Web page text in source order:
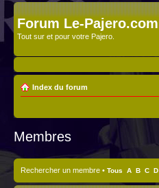
Forum Le-Pajero.com
Tout sur et pour votre Pajero.
Index du forum
Membres
Rechercher un membre • Tous A B C D